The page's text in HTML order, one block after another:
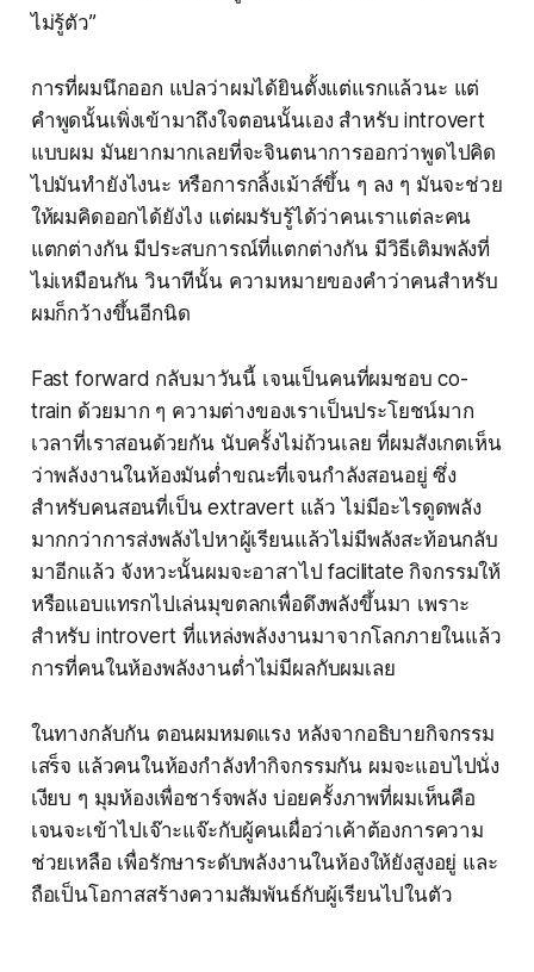
ไม่รู้ตัว”
การที่ผมนึกออก แปลว่าผมได้ยินตั้งแต่แรกแล้วนะ แต่
คำพูดนั้นเพิ่งเข้ามาถึงใจตอนนั้นเอง สำหรับ introvert
แบบผม มันยากมากเลยที่จะจินตนาการออกว่าพูดไปคิด
ไปมันทำยังไงนะ หรือการกลิ้งเม้าส์ขึ้น ๆ ลง ๆ มันจะช่วย
ให้ผมคิดออกได้ยังไง แต่ผมรับรู้ได้ว่าคนเราแต่ละคน
แตกต่างกัน มีประสบการณ์ที่แตกต่างกัน มีวิธีเติมพลังที่
ไม่เหมือนกัน วินาทีนั้น ความหมายของคำว่าคนสำหรับ
ผมก็กว้างขึ้นอีกนิด
Fast forward กลับมาวันนี้ เจนเป็นคนที่ผมชอบ co-
train ด้วยมาก ๆ ความต่างของเราเป็นประโยชน์มาก
เวลาที่เราสอนด้วยกัน นับครั้งไม่ถ้วนเลย ที่ผมสังเกตเห็น
ว่าพลังงานในห้องมันต่ำขณะที่เจนกำลังสอนอยู่ ซึ่ง
สำหรับคนสอนที่เป็น extravert แล้ว ไม่มีอะไรดูดพลัง
มากกว่าการส่งพลังไปหาผู้เรียนแล้วไม่มีพลังสะท้อนกลับ
มาอีกแล้ว จังหวะนั้นผมจะอาสาไป facilitate กิจกรรมให้
หรือแอบแทรกไปเล่นมุขตลกเพื่อดึงพลังขึ้นมา เพราะ
สำหรับ introvert ที่แหล่งพลังงานมาจากโลกภายในแล้ว
การที่คนในห้องพลังงานต่ำไม่มีผลกับผมเลย
ในทางกลับกัน ตอนผมหมดแรง หลังจากอธิบายกิจกรรม
เสร็จ แล้วคนในห้องกำลังทำกิจกรรมกัน ผมจะแอบไปนั่ง
เงียบ ๆ มุมห้องเพื่อชาร์จพลัง บ่อยครั้งภาพที่ผมเห็นคือ
เจนจะเข้าไปเจ๊าะแจ๊ะกับผู้คนเผื่อว่าเค้าต้องการความ
ช่วยเหลือ เพื่อรักษาระดับพลังงานในห้องให้ยังสูงอยู่ และ
ถือเป็นโอกาสสร้างความสัมพันธ์กับผู้เรียนไปในตัว